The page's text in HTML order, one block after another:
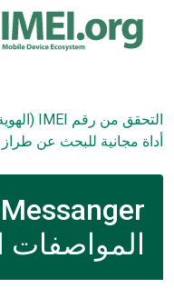
التحقق من رقم IMEI (الهوية الدولية للأجهزة المتنقلة)
أداة مجانية للبحث عن طراز
المواصفات